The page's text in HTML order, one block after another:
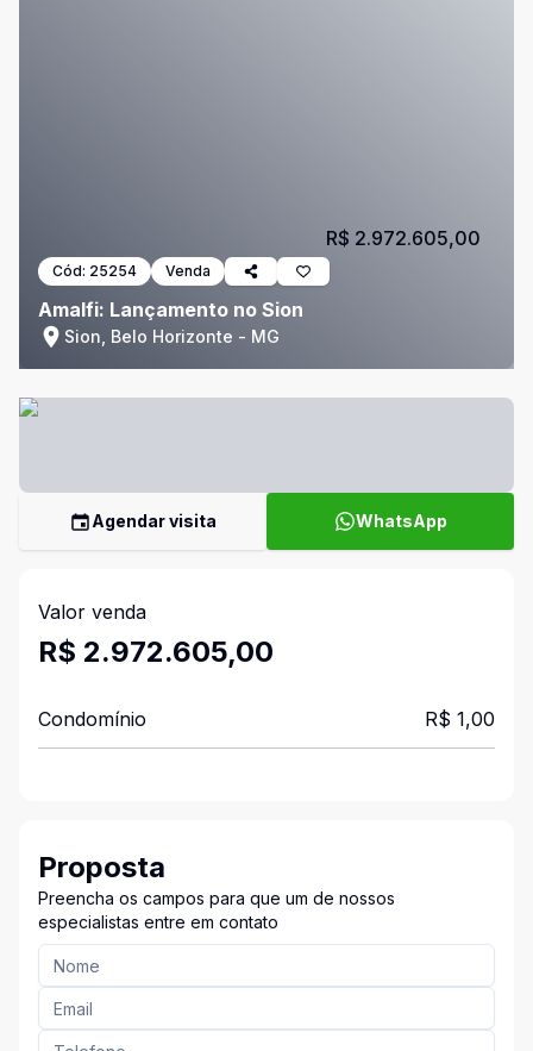
Cód: 25254 Venda
Amalfi: Lançamento no Sion
Sion, Belo Horizonte - MG
R$ 2.972.605,00
Agendar visita WhatsApp
Valor venda
R$ 2.972.605,00
Condomínio R$ 1,00
Proposta
Preencha os campos para que um de nossos
especialistas entre em contato